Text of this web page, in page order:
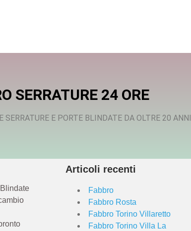
SERRATURE 24 ORE
SERRATURE E PORTE BLINDATE DA OLTRE 20 ANNI
Articoli recenti
Fabbro
Fabbro Rosta
Fabbro Torino Villaretto
Fabbro Torino Villa La